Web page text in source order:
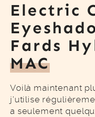
CONTACT
Electric
Fards
MAC
Voilà maintenant
j’utilise
a seulement